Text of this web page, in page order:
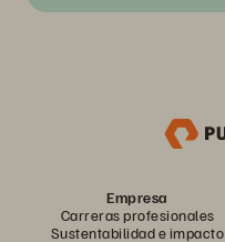
Empresa
Carreras profesionales
Sustentabilidad e impacto